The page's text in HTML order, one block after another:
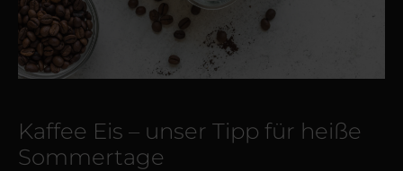
Kaffee Eis – unser Tipp für heiße
Sommertage